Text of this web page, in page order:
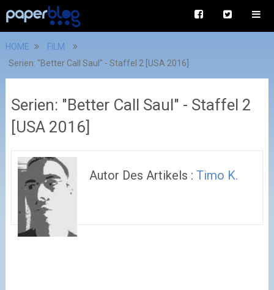
HOME
FILM
Serien: "Better Call Saul" - Staffel 2 [USA 2016]
Serien: "Better Call Saul" - Staffel 2
[USA 2016]
Autor Des Artikels :Timo K.